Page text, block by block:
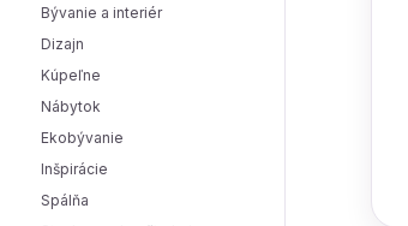
Bývanie a interiér
Dizajn
Kúpeľne
Nábytok
Ekobývanie
Inšpirácie
Spálňa